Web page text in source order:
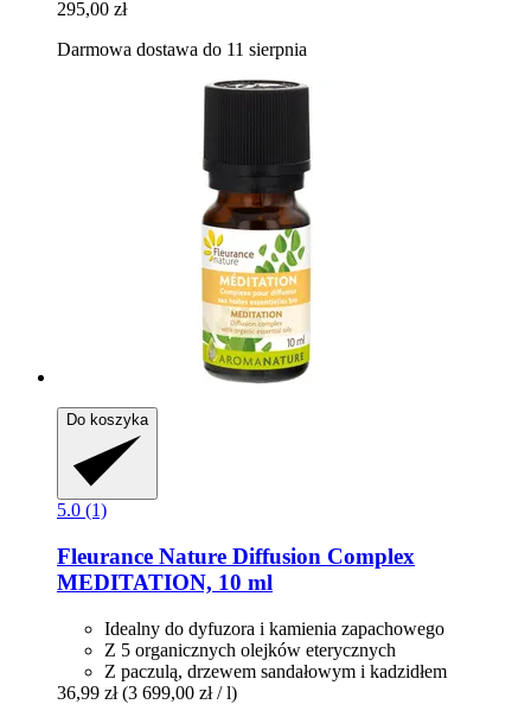
295,00 zł
Darmowa dostawa do 11 sierpnia
Do koszyka
5.0 (1)
Fleurance Nature Diffusion Complex
MEDITATION, 10 ml
Idealny do dyfuzora i kamienia zapachowego
Z 5 organicznych olejków eterycznych
Z paczulą, drzewem sandałowym i kadzidłem
36,99 zł (3 699,00 zł / l)